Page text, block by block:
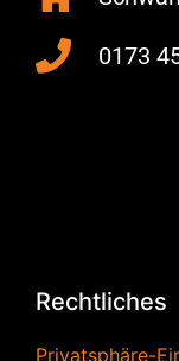
0173
Rechtliches
Privatsphäre-